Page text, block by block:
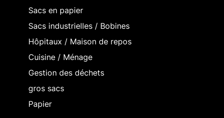
Sacs en papier
Sacs industrielles / Bobines
Hôpitaux / Maison de repos
Cuisine / Ménage
Gestion des déchets
gros sacs
Papier